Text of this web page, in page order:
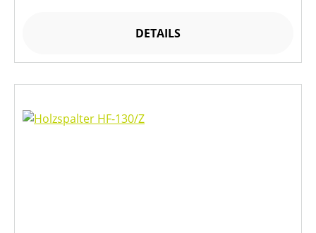
DETAILS